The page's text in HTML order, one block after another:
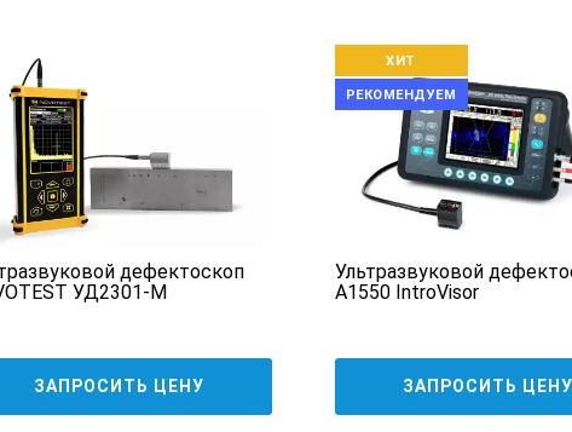
модели УД2-140 выделяется своим обширным запасом памяти.
утвержденных техническими условиями, закреплено 73
дефектоскоп
УД2301-М
ЗАПРОСИТЬ ЦЕНУ
ХИТ
РЕКОМЕНДУЕМ
Ультразвуковой
А1550 IntroVisor
ЗАПРОСИТЬ ЦЕНУ